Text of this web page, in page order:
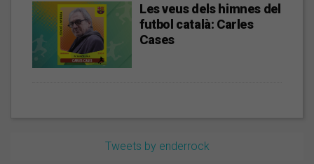
Les veus dels himnes del
futbol català: Carles
Cases
Tweets by enderrock